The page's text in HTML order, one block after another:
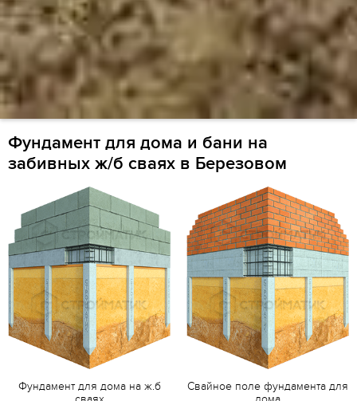
Фундамент для дома и бани на
забивных ж/б сваях в Березовом
Фундамент для дома на ж.б
Свайное поле фундамента для